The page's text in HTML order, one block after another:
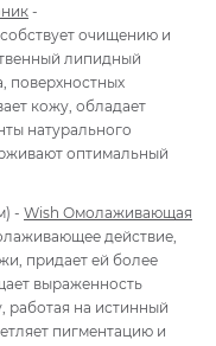
-
очищению и
липидный
поверхностных
кожу, обладает
натурального
оптимальный
- Wish Омолаживающая
действие,
придает ей более
выраженность
работая на истинный
пигментацию и